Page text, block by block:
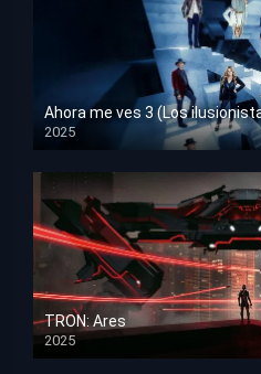
Ahora me ves 3 (Los
2025
HD 1080p
TRON: Ares
2025
HD 1080p